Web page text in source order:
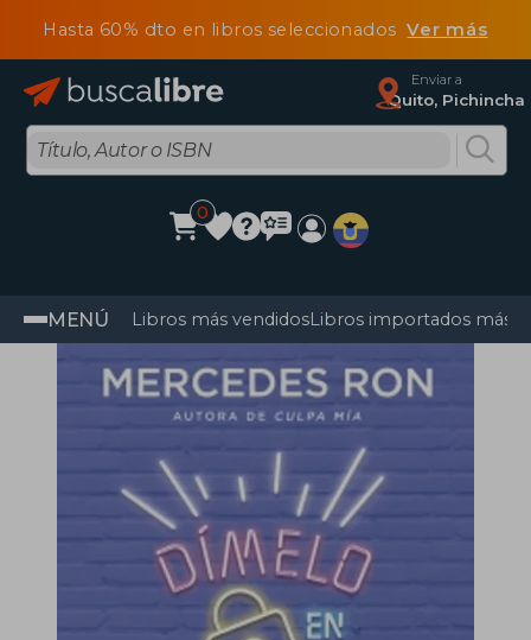
Hasta 60% dto en libros seleccionadosVer más
Enviar a
Quito, Pichincha
0
MENÚ Libros más vendidosLibros importados más